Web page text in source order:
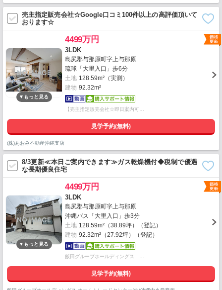
売主指定販売会社☆Google口コミ100件以上の高評価頂いて
おります☆
4499万円
3LDK
島尻郡与那原町字上与那原
琉球「大里入口」歩6分
土地 128.59m²（実測）
建物 92.32m²
【売主指定販売会社☆即日案内可…
見学予約(無料)
(株)あおみ不動産沖縄支店
8/3更新≪本日ご案内できます≫ガス乾燥機付◆税制で優遇
な長期優良住宅
4499万円
3LDK
島尻郡与那原町字上与那原
沖縄バス「大里入口」歩3分
土地 128.59m²（38.89坪）（登記）
建物 92.32m²（27.92坪）（登記）
飯田グループホールディングス …
見学予約(無料)